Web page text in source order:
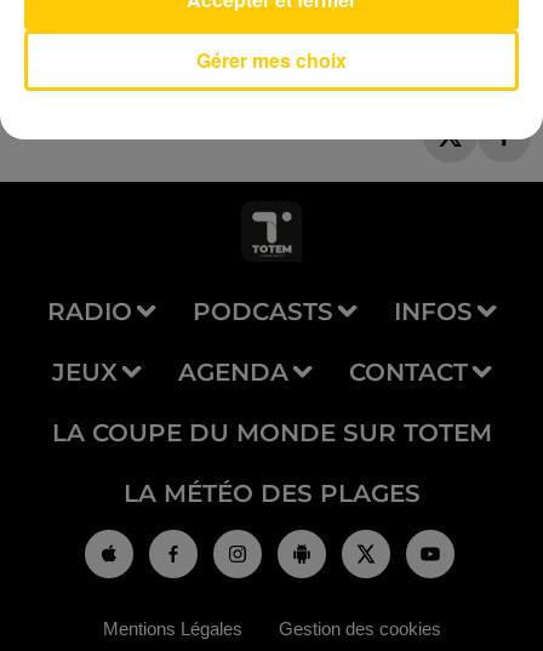
RADIO PODCASTS INFOS
JEUX AGENDA CONTACT
LA COUPE DU MONDE SUR TOTEM
LA MÉTÉO DES PLAGES
Mentions Légales Gestion des cookies
Gérer mes choix